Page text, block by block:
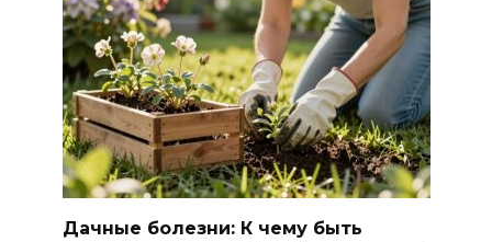
Дачные болезни: К чему быть